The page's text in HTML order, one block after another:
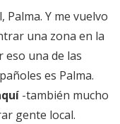
Y me vuelvo
una zona en la
eso una de las
es Palma.
-también mucho
gente local.